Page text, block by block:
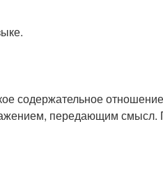
содержательное
передающим смысл.